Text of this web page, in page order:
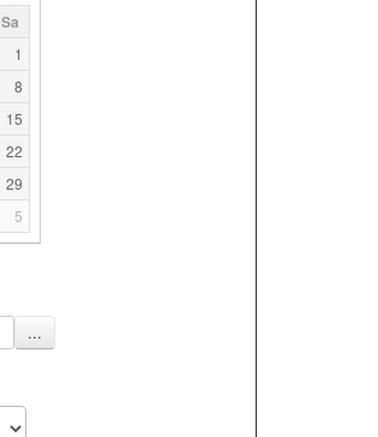
Sa
1
8
15
22
29
5